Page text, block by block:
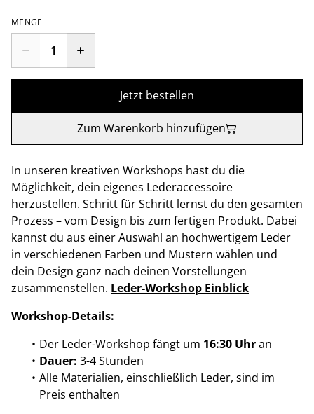
MENGE
Jetzt bestellen
Zum Warenkorb hinzufügen
In unseren kreativen Workshops hast du die
Möglichkeit, dein eigenes Lederaccessoire
herzustellen. Schritt für Schritt lernst du den gesamten
Prozess – vom Design bis zum fertigen Produkt. Dabei
kannst du aus einer Auswahl an hochwertigem Leder
in verschiedenen Farben und Mustern wählen und
dein Design ganz nach deinen Vorstellungen
zusammenstellen. Leder-Workshop Einblick
Workshop-Details:
Der Leder-Workshop fängt um 16:30 Uhran
Dauer: 3-4 Stunden
Alle Materialien, einschließlich Leder, sind im
Preis enthalten